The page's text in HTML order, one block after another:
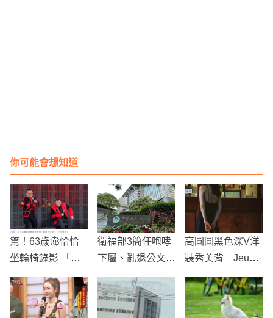
你可能會想知道
驚！63歲澎恰恰
坐輪椅錄影 「髖
阿吉仔
衛福部3簡任咆哮
下屬、亂退公文
處分7人
高圓圓黑色深V洋
裝秀美背 Jeux d
吊墜展優雅